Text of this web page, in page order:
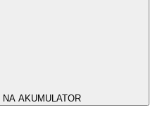
AKUMULATOR